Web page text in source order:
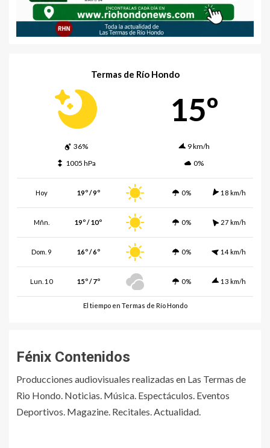
Termas de Río Hondo
15º
36%
9 km/h
1005 hPa
0%
Hoy 19º / 9º 0% 18 km/h
Mñn. 19º / 10º 0% 27 km/h
Dom. 9 16º / 6º 0% 14 km/h
Lun. 10 15º / 7º 0% 13 km/h
El tiempo en Termas de Río Hondo
Fénix Contenidos
Producciones audiovisuales realizadas en Las Termas de
Rio Hondo. Noticias. Música. Espectáculos. Eventos
Deportivos. Magazine. Recitales. Actualidad.